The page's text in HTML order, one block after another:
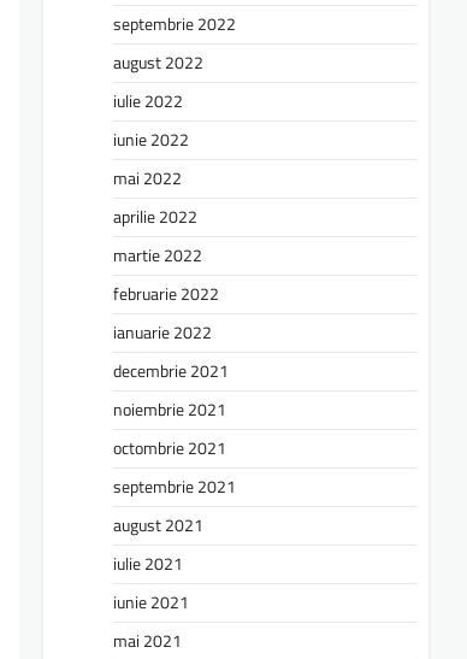
septembrie 2022
august 2022
iulie 2022
iunie 2022
mai 2022
aprilie 2022
martie 2022
februarie 2022
ianuarie 2022
decembrie 2021
noiembrie 2021
octombrie 2021
septembrie 2021
august 2021
iulie 2021
iunie 2021
mai 2021